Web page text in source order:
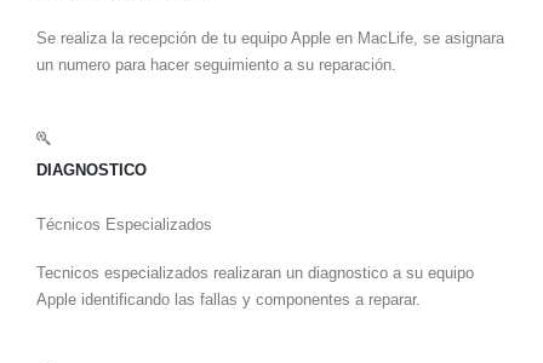
Se realiza la recepción de tu equipo Apple en MacLife, se asignara
un numero para hacer seguimiento a su reparación.
DIAGNOSTICO
Técnicos Especializados
Tecnicos especializados realizaran un diagnostico a su equipo
Apple identificando las fallas y componentes a reparar.